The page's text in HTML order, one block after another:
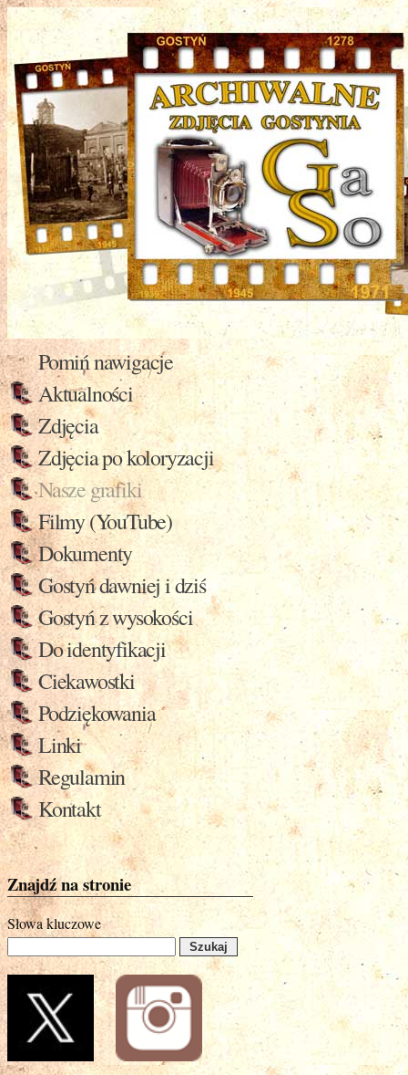
Pomiń nawigacje
Aktualności
Zdjęcia
Zdjęcia po koloryzacji
Nasze grafiki
Filmy (YouTube)
Dokumenty
Gostyń dawniej i dziś
Gostyń z wysokości
Do identyfikacji
Ciekawostki
Podziękowania
Linki
Regulamin
Kontakt
Znajdź na stronie
Słowa kluczowe